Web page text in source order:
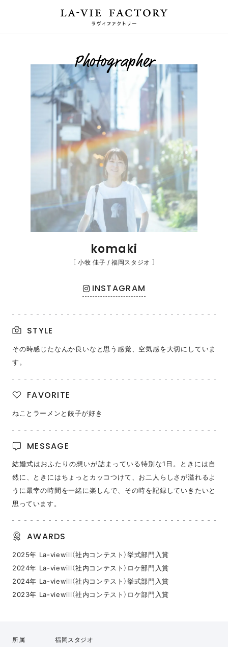
Photographer
komaki
［ 小牧 佳子 / 福岡スタジオ ］
INSTAGRAM
STYLE
その時感じたなんか良いなと思う感覚、空気感を大切にしていま
す。
FAVORITE
ねことラーメンと餃子が好き
MESSAGE
結婚式はおふたりの想いが詰まっている特別な1日。ときには自
然に、ときにはちょっとカッコつけて、お二人らしさが溢れるよ
うに最幸の時間を一緒に楽しんで、その時を記録していきたいと
思っています。
AWARDS
2025年 La-viewill（社内コンテスト）挙式部門入賞
2024年 La-viewill（社内コンテスト）ロケ部門入賞
2024年 La-viewill（社内コンテスト）挙式部門入賞
2023年 La-viewill（社内コンテスト）ロケ部門入賞
所属
福岡スタジオ